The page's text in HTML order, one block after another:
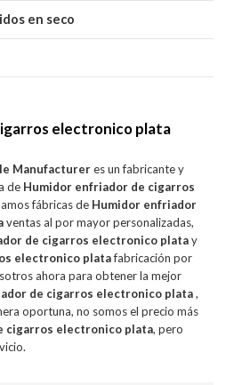
en seco
electronico plata
Manufactureres un fabricante y
de Humidor enfriador de cigarros
fábricas de Humidor enfriador
ventas al por mayor personalizadas,
de cigarros electronico platay
electronico platafabricación por
ahora para obtener la mejor
de cigarros electronico plata,
oportuna, no somos el precio más
cigarros electronico plata, pero